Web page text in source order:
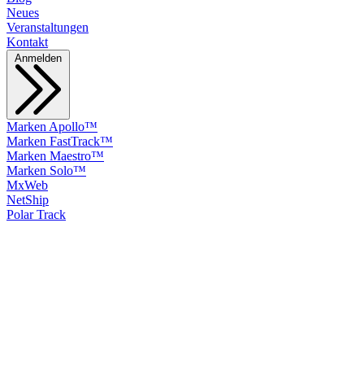
Neues
Veranstaltungen
Kontakt
Anmelden
Marken Apollo™
Marken FastTrack™
Marken Maestro™
Marken Solo™
MxWeb
NetShip
Polar Track